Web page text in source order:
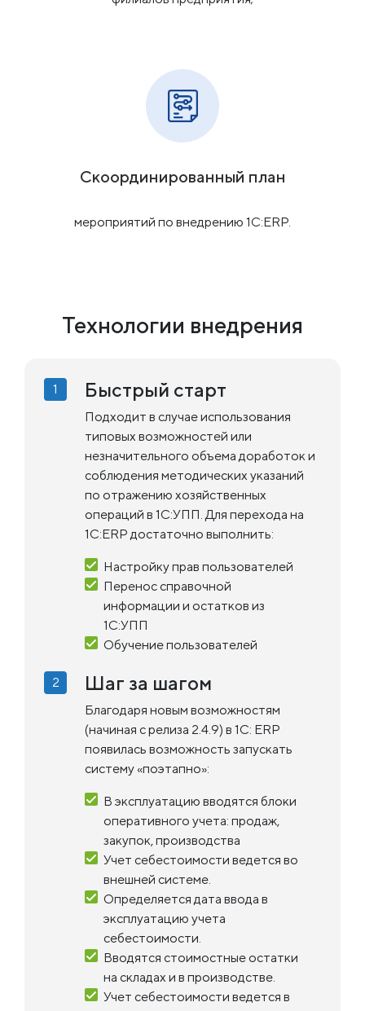
Скоординированный план
мероприятий по внедрению 1С:ERP.
Технологии внедрения
Быстрый старт
Подходит в случае использования
типовых возможностей или
незначительного объема доработок и
соблюдения методических указаний
по отражению хозяйственных
операций в 1С:УПП. Для перехода на
1С:ERP достаточно выполнить:
Настройку прав пользователей
Перенос справочной
информации и остатков из
1С:УПП
Обучение пользователей
Шаг за шагом
Благодаря новым возможностям
(начиная с релиза 2.4.9) в 1С: ERP
появилась возможность запускать
систему «поэтапно»:
В эксплуатацию вводятся блоки
оперативного учета: продаж,
закупок, производства
Учет себестоимости ведется во
внешней системе.
Определяется дата ввода в
эксплуатацию учета
себестоимости.
Вводятся стоимостные остатки
на складах и в производстве.
Учет себестоимости ведется в